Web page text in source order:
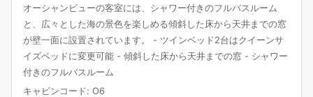
オーシャンビューの客室には、シャワー付きのフルバスルーム
と、広々とした海の景色を楽しめる傾斜した床から天井までの窓
が壁一面に設置されています。 - ツインベッド2台はクイーンサ
イズベッドに変更可能 - 傾斜した床から天井までの窓 - シャワー
付きのフルバスルーム
キャビンコード: O6